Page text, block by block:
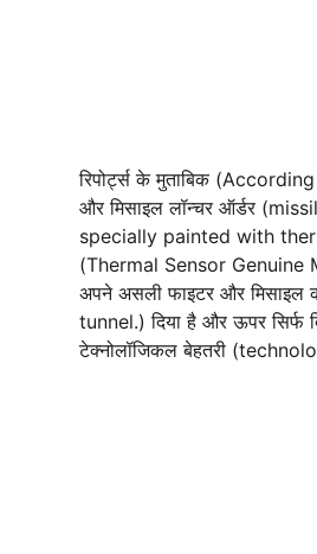
रिपोर्ट्स के मुताबिक
और मिसाइल लॉन्चर ऑर्डर
specially painted with
(Thermal Sensor Genuine
अपने असली फाइटर और
tunnel.) दिया है और ऊपर सिर्फ
टेक्नोलॉजिकल बेहतरी